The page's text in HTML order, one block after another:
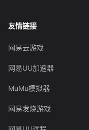
友情链接
网易云游戏
网易UU加速器
MuMu模拟器
网易发烧游戏